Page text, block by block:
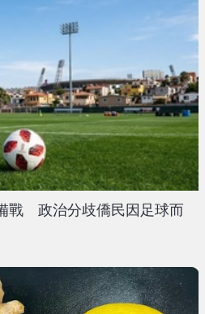
戰 政治分歧僑民因足球而